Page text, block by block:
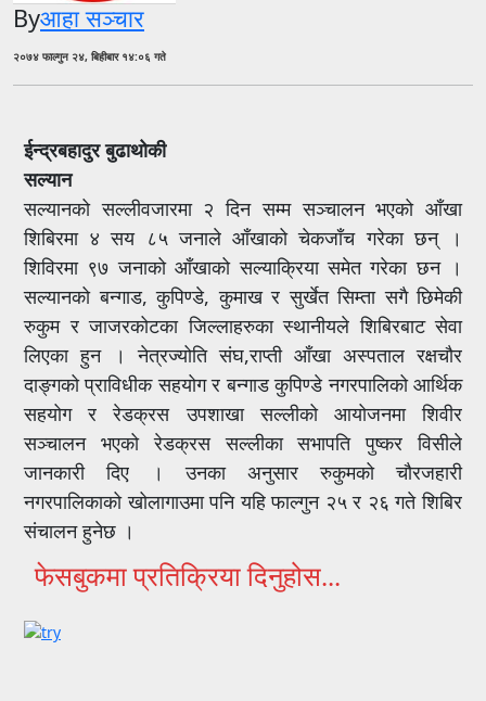
Byआहा सञ्चार
२०७४ फाल्गुन २४, बिहीबार १४:०६ गते
ईन्द्रबहादुर बुढाथोकी
सल्यान
सल्यानको सल्लीवजारमा २ दिन सम्म सञ्चालन भएको आँखा
शिबिरमा ४ सय ८५ जनाले आँखाको चेकजाँच गरेका छन् ।
शिविरमा ९७ जनाको आँखाको सल्याक्रिया समेत गरेका छन ।
सल्यानको बन्गाड, कुपिण्डे, कुमाख र सुर्खेत सिम्ता सगै छिमेकी
रुकुम र जाजरकोटका जिल्लाहरुका स्थानीयले शिबिरबाट सेवा
लिएका हुन । नेत्रज्योति संघ,राप्ती आँखा अस्पताल रक्षचौर
दाङ्गको प्राविधीक सहयोग र बन्गाड कुपिण्डे नगरपालिको आर्थिक
सहयोग र रेडक्रस उपशाखा सल्लीको आयोजनमा शिवीर
सञ्चालन भएको रेडक्रस सल्लीका सभापति पुष्कर विसीले
जानकारी दिए । उनका अनुसार रुकुमको चौरजहारी
नगरपालिकाको खोलागाउमा पनि यहि फाल्गुन २५ र २६ गते शिबिर
संचालन हुनेछ ।
फेसबुकमा प्रतिक्रिया दिनुहोस...